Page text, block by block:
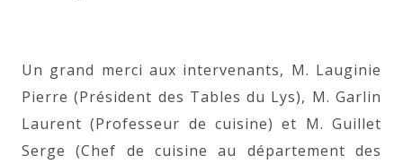
Un grand merci aux intervenants, M. Lauginie
Pierre (Président des Tables du Lys), M. Garlin
Laurent (Professeur de cuisine) et M. Guillet
Serge (Chef de cuisine au département des